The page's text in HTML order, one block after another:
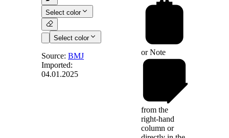
Select color
Select color
§ 87-
Finanzmarktdigitalisierungsgesetz
Source:BMJ
Imported:
04.01.2025
orNote
from the
right-hand
column or